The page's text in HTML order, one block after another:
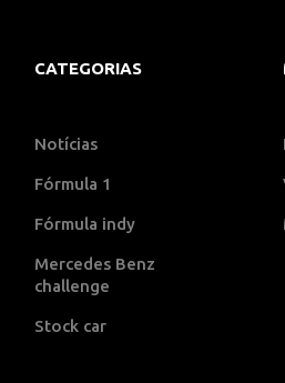
CATEGORIAS
Notícias
Fórmula 1
Fórmula indy
Mercedes Benz
challenge
Stock car